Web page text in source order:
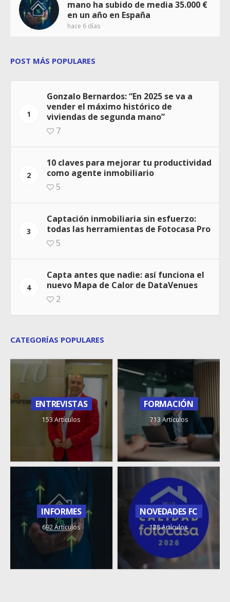
mano ha subido de media 35.000 €
en un año en España
hace 6 días
POST MÁS POPULARES
1
Gonzalo Bernardos: “En 2025 se va a
vender el máximo histórico de
viviendas de segunda mano”
7
2
10 claves para mejorar tu productividad
como agente inmobiliario
5
3
Captación inmobiliaria sin esfuerzo:
todas las herramientas de Fotocasa Pro
5
4
Capta antes que nadie: así funciona el
nuevo Mapa de Calor de DataVenues
2
CATEGORÍAS POPULARES
ENTREVISTAS
153 Artículos
FORMACIÓN
713 Artículos
INFORMES
692 Artículos
NOVEDADES FC
128 Artículos